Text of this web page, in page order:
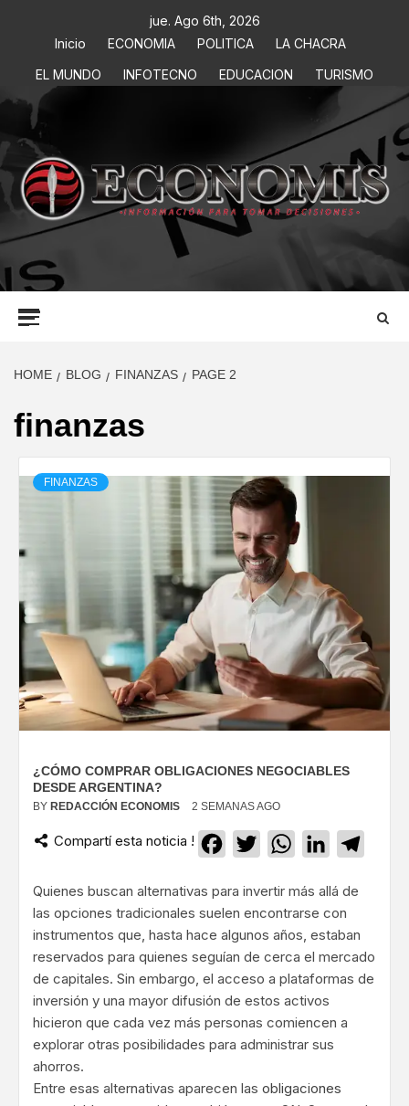
jue. Ago 6th, 2026
Inicio
ECONOMIA POLITICA
LA CHACRA
EL MUNDO
INFOTECNO EDUCACION TURISMO
ECONOMIS
INFORMACIÓN PARA TOMAR DECISIONES
HOME BLOG FINANZAS PAGE 2
finanzas
FINANZAS
¿CÓMO COMPRAR OBLIGACIONES NEGOCIABLES
DESDE ARGENTINA?
BY REDACCIÓN ECONOMIS 2 SEMANAS AGO
Compartí esta noticia ! Facebook
TwitterWhatsApp
LinkedIn
Quienes buscan alternativas para invertir más allá de
las opciones tradicionales suelen encontrarse con
instrumentos que, hasta hace algunos años, estaban
reservados para quienes seguían de cerca el mercado
de capitales. Sin embargo, el acceso a plataformas de
inversión y una mayor difusión de estos activos
hicieron que cada vez más personas comiencen a
explorar otras posibilidades para administrar sus
ahorros.
Entre esas alternativas aparecen las obligaciones